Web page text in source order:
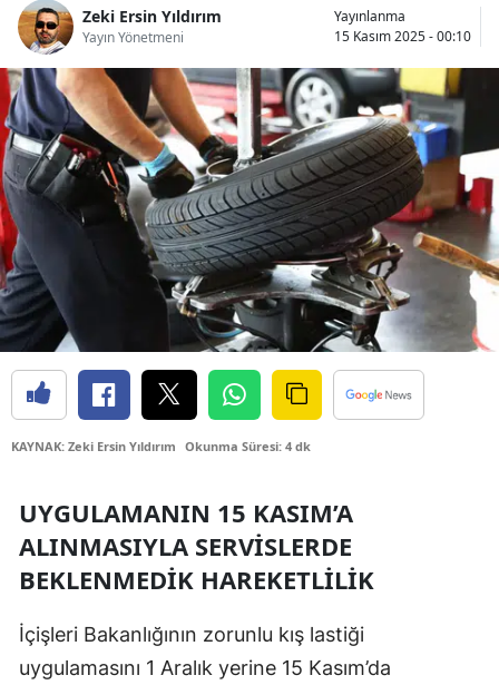
Bitlis
Burdur
Bursa
Çanakkale
Çankırı
Çorum
Denizli
Diyarbakır
Edirne
Erzincan
Erzurum
Gaziantep
Zeki Ersin Yıldırım
Yayın Yönetmeni
Yayınlanma
15 Kasım 2025 - 00:10
KAYNAK: Zeki Ersin Yıldırım Okunma Süresi: 4 dk
UYGULAMANIN 15 KASIM’A
ALINMASIYLA SERVISLERDE
BEKLENMEDIK HAREKETLILIK
İçişleri Bakanlığının zorunlu kış lastiği
uygulamasını 1 Aralık yerine 15 Kasım’da